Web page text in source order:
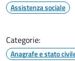
Assistenza sociale
Categorie:
Anagrafe e stato